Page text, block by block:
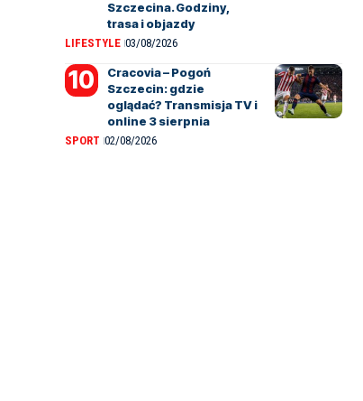
Szczecina. Godziny,
trasa i objazdy
LIFESTYLE 03/08/2026
Cracovia – Pogoń
Szczecin: gdzie
oglądać? Transmisja TV i
online 3 sierpnia
SPORT 02/08/2026